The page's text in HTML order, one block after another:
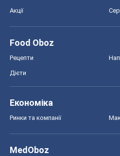
Акції
Food Oboz
Рецепти
Дієти
Економіка
Ринки та компанії
MedOboz